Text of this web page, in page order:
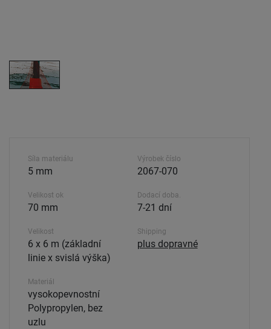
Síla materiálu
5 mm
Velikost ok
70 mm
Velikost
6 x 6 m (základní
linie x svislá výška)
Materiál
vysokopevnostní
Polypropylen, bez
uzlu
Výrobek číslo
2067-070
Dodací doba.
7-21 dní
Shipping
plus dopravné